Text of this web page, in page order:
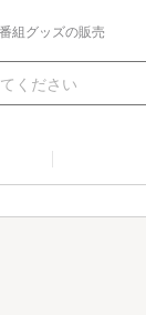
組グッズの販売